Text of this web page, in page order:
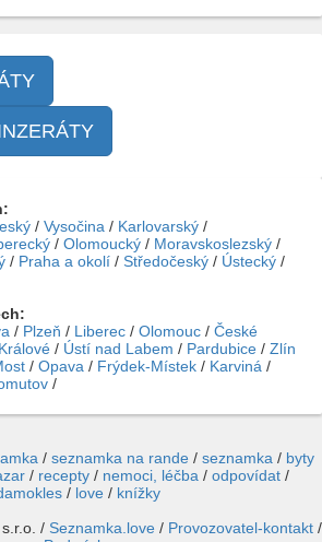
/ Vysočina / Karlovarský /
/ Olomoucký / Moravskoslezský /
/ Praha a okolí / Středočeský / Ústecký /
/ Plzeň / Liberec / Olomouc / České
/ Ústí nad Labem / Pardubice / Zlín
/ Opava / Frýdek-Místek / Karviná /
/
/ seznamka na rande/ seznamka / byty
/ recepty / nemoci, léčba / odpovídat /
/ love/ knížky
/ Seznamka.love / Provozovatel-kontakt /